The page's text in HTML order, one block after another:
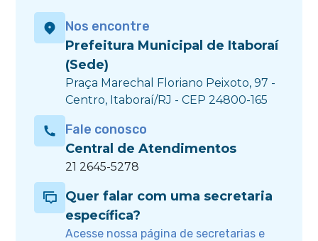
Nos encontre
Prefeitura Municipal de Itaboraí
(Sede)
Praça Marechal Floriano Peixoto, 97 -
Centro, Itaboraí/RJ - CEP 24800-165
Fale conosco
Central de Atendimentos
21 2645-5278
Quer falar com uma secretaria
específica?
Acesse nossa página de secretarias e